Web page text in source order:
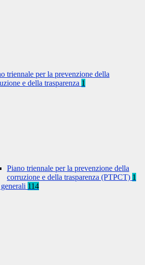
triennale per la prevenzione della
e della trasparenza 1
Piano triennale per la prevenzione della
corruzione e della trasparenza (PTPCT) 1
114